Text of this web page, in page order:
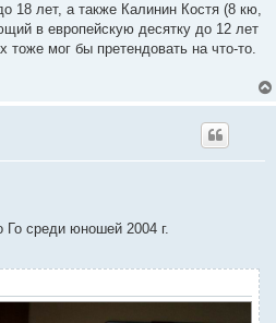
18 лет, а также Калинин Костя (8 кю,
в европейскую десятку до 12 лет
тоже мог бы претендовать на что-то.
среди юношей 2004 г.